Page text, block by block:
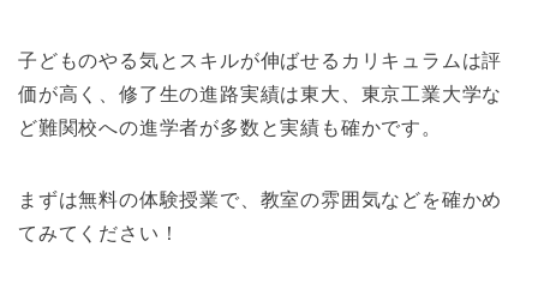
子どものやる気とスキルが伸ばせるカリキュラムは評
価が高く、修了生の進路実績は東大、東京工業大学な
ど難関校への進学者が多数と実績も確かです。
まずは無料の体験授業で、教室の雰囲気などを確かめ
てみてください！